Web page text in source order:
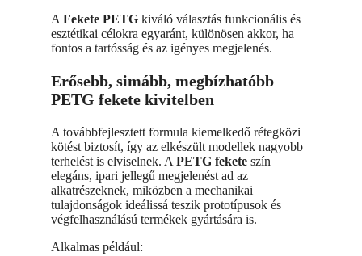
A Fekete PETG kiváló választás funkcionális és
esztétikai célokra egyaránt, különösen akkor, ha
fontos a tartósság és az igényes megjelenés.
Erősebb, simább, megbízhatóbb
PETG fekete kivitelben
A továbbfejlesztett formula kiemelkedő rétegközi
kötést biztosít, így az elkészült modellek nagyobb
terhelést is elviselnek. A PETG fekete szín
elegáns, ipari jellegű megjelenést ad az
alkatrészeknek, miközben a mechanikai
tulajdonságok ideálissá teszik prototípusok és
végfelhasználású termékek gyártására is.
Alkalmas például: